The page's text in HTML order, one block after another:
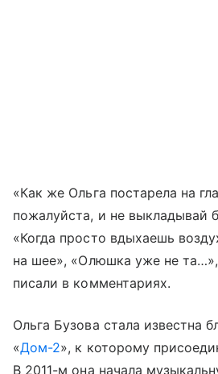
«Как же Ольга постарела на
пожалуйста, и не выкладывай
«Когда просто вдыхаешь
на шее», «Олюшка уже не
писали в комментариях.
Ольга Бузова стала известна
«Дом-2», к которому
В 2011-м она начала